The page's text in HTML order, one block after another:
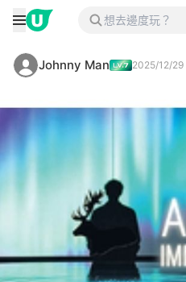
Johnny Man 2025/12/29